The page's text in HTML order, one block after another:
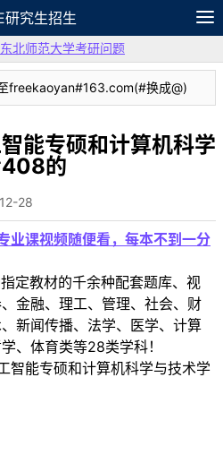
研究生招生
APP 笔记
论坛
东北师范大学考研问题
freekaoyan#163.com(#换成@)
能专硕和计算机科学
408的
28
业课视频随便看，每本不到一分
定教材的千余种配套题库、视
金融、理工、管理、社会、财
新闻传播、法学、医学、计算
、体育类等28类学科！
智能专硕和计算机科学与技术学